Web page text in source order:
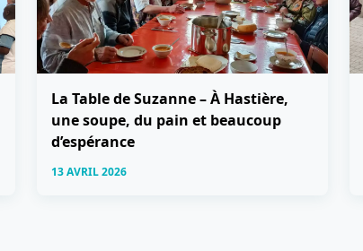
La Table de Suzanne – À Hastière,
une soupe, du pain et beaucoup
d’espérance
13 AVRIL 2026